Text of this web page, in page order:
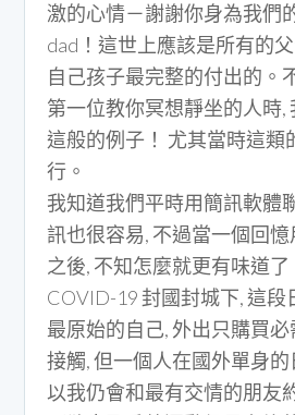
激的心情－謝謝你身為我們
dad！這世上應該是所有的
自己孩子最完整的付出的。
第一位教你冥想靜坐的人時,
這般的例子！ 尤其當時這類
行。
我知道我們平時用簡訊軟體
訊也很容易, 不過當一個回
之後, 不知怎麼就更有味道
COVID-19 封國封城下, 這段
最原始的自己, 外出只購買
接觸, 但一個人在國外單身
以我仍會和最有交情的朋友